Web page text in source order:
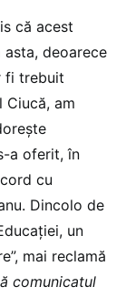
că acest
asta, deoarece
fi trebuit
Ciucă, am
a oferit, în
cu
Dincolo de
un
mai reclamă
comunicatul